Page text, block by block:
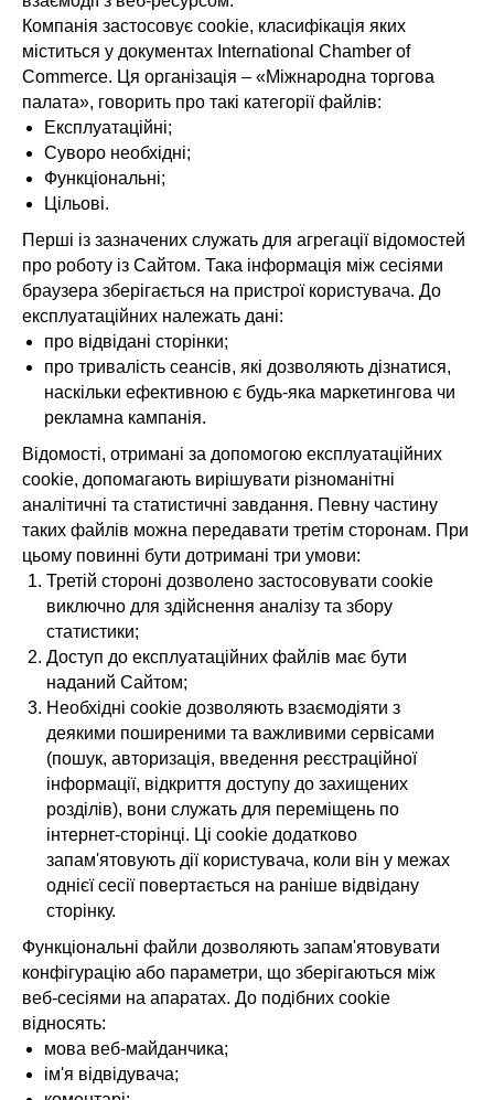
Компанія застосовує cookie, класифікація яких
міститься у документах International Chamber of
Commerce. Ця організація – «Міжнародна торгова
палата», говорить про такі категорії файлів:
Експлуатаційні;
Суворо необхідні;
Функціональні;
Цільові.
Перші із зазначених служать для агрегації відомостей
про роботу із Сайтом. Така інформація між сесіями
браузера зберігається на пристрої користувача. До
експлуатаційних належать дані:
про відвідані сторінки;
про тривалість сеансів, які дозволяють дізнатися,
наскільки ефективною є будь-яка маркетингова чи
рекламна кампанія.
Відомості, отримані за допомогою експлуатаційних
cookie, допомагають вирішувати різноманітні
аналітичні та статистичні завдання. Певну частину
таких файлів можна передавати третім сторонам. При
цьому повинні бути дотримані три умови:
Третій стороні дозволено застосовувати cookie
виключно для здійснення аналізу та збору
статистики;
Доступ до експлуатаційних файлів має бути
наданий Сайтом;
Необхідні cookie дозволяють взаємодіяти з
деякими поширеними та важливими сервісами
(пошук, авторизація, введення реєстраційної
інформації, відкриття доступу до захищених
розділів), вони служать для переміщень по
інтернет-сторінці. Ці cookie додатково
запам'ятовують дії користувача, коли він у межах
однієї сесії повертається на раніше відвідану
сторінку.
Функціональні файли дозволяють запам'ятовувати
конфігурацію або параметри, що зберігаються між
веб-сесіями на апаратах. До подібних cookie
відносять:
мова веб-майданчика;
ім'я відвідувача;